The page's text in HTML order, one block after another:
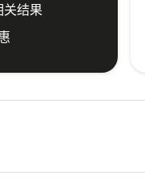
关结果